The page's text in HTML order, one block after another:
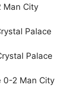
Man City
Palace
Palace
0-2 Man City